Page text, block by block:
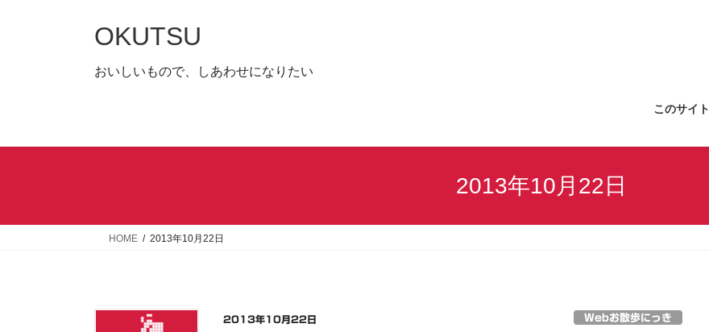
キ
に
OKUTSU
おいしいもので、しあわせになりたい
このサイト
2013年10月22日
HOME 2013年10月22日
2013年10月22日 Webお散歩にっき